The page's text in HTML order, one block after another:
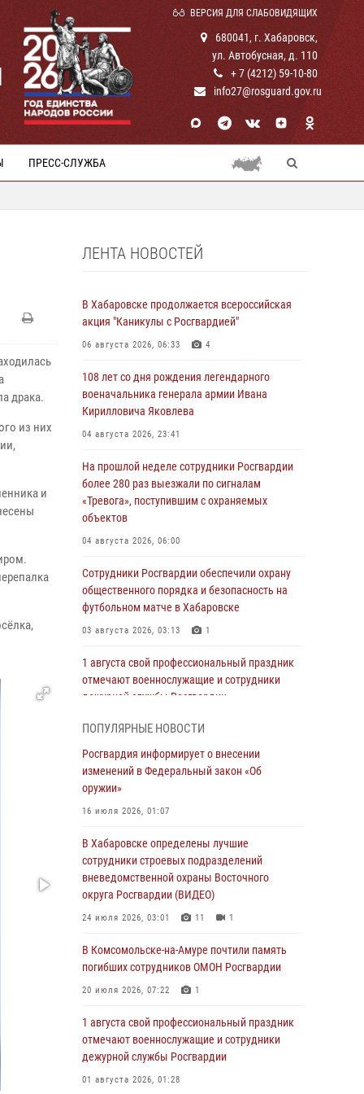
ВЕРСИЯ ДЛЯ СЛАБОВИДЯЩИХ
680041, г. Хабаровск,
ул. Автобусная, д. 110
+ 7 (4212) 59-10-80
info27@rosguard.gov.ru
ПРЕСС-СЛУЖБА
драка.
из них
и
ЛЕНТА НОВОСТЕЙ
В Хабаровске продолжается всероссийская
акция "Каникулы с Росгвардией"
06 августа 2026, 06:33 4
108 лет со дня рождения легендарного
военачальника генерала армии Ивана
Кирилловича Яковлева
04 августа 2026, 23:41
На прошлой неделе сотрудники Росгвардии
более 280 раз выезжали по сигналам
«Тревога», поступившим с охраняемых
объектов
04 августа 2026, 06:00
Сотрудники Росгвардии обеспечили охрану
общественного порядка и безопасность на
футбольном матче в Хабаровске
03 августа 2026, 03:13 1
1 августа свой профессиональный праздник
отмечают военнослужащие и сотрудники
дежурной службы Росгвардии
День образования тыловых подразделений
Росгвардии
01 августа 2026, 00:00
краю состоялось информирование личного
состава по вопросам реализации
избирательного права
31 июля 2026, 03:26
оказали помощь женщине, потерявшей
сознание во время массового мероприятия
29 июля 2026, 23:24 2
В Хабаровске продолжается акция
«Каникулы с Росгвардией»
29 июля 2026, 02:51 3
ПОПУЛЯРНЫЕ НОВОСТИ
Росгвардия информирует о внесении
изменений в Федеральный закон «Об
оружии»
16 июля 2026, 01:07
В Хабаровске определены лучшие
сотрудники строевых подразделений
вневедомственной охраны Восточного
округа Росгвардии (ВИДЕО)
24 июля 2026, 03:01 11 1
В Комсомольске-на-Амуре почтили память
погибших сотрудников ОМОН Росгвардии
20 июля 2026, 07:22 1
1 августа свой профессиональный праздник
отмечают военнослужащие и сотрудники
дежурной службы Росгвардии
01 августа 2026, 01:28